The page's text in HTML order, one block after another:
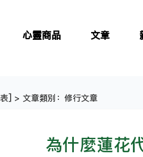
心靈商品 文章
] > 文章類別：修行文章
為什麼蓮花